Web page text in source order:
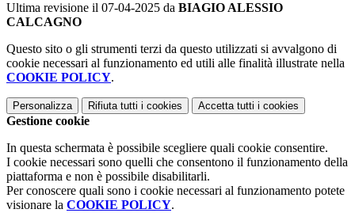
Ultima revisione il 07-04-2025 da BIAGIO ALESSIO
CALCAGNO
Questo sito o gli strumenti terzi da questo utilizzati si avvalgono di
cookie necessari al funzionamento ed utili alle finalità illustrate nella
COOKIE POLICY.
Personalizza Rifiuta tutti i cookies Accetta tutti i cookies
Gestione cookie
In questa schermata è possibile scegliere quali cookie consentire.
I cookie necessari sono quelli che consentono il funzionamento della
piattaforma e non è possibile disabilitarli.
Per conoscere quali sono i cookie necessari al funzionamento potete
visionare la COOKIE POLICY.